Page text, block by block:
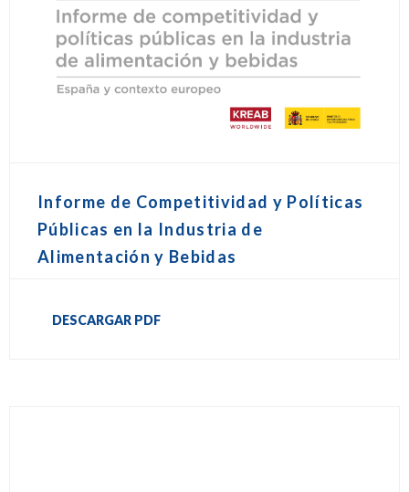
Informe de Competitividad y Políticas
Públicas en la Industria de
Alimentación y Bebidas
DESCARGAR PDF